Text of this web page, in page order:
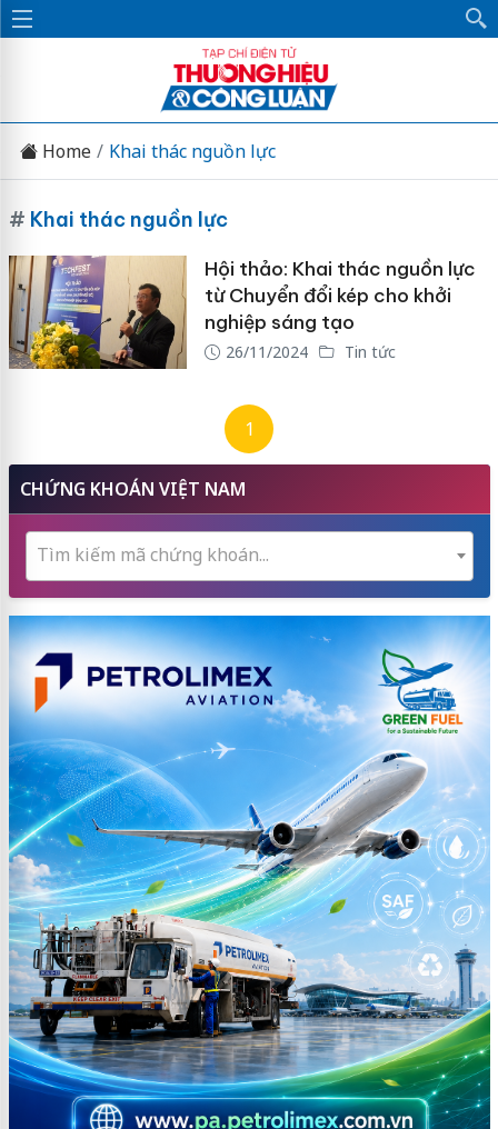
Home Khai thác nguồn lực
# Khai thác nguồn lực
Hội thảo: Khai thác nguồn lực
từ Chuyển đổi kép cho khởi
nghiệp sáng tạo
26/11/2024 Tin tức
1
CHỨNG KHOÁN VIỆT NAM
Tìm kiếm mã chứng khoán...